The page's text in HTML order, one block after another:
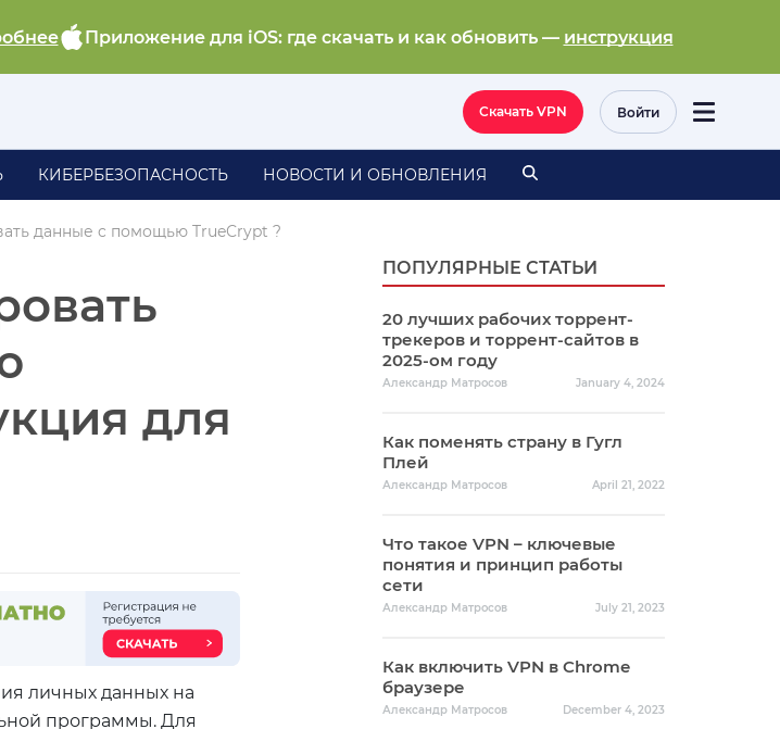
Приложение для iOS: где скачать и как обновить — инструкция
Скачать VPN Войти
КИБЕРБЕЗОПАСНОСТЬ НОВОСТИ И ОБНОВЛЕНИЯ
данные c помощью TrueСrypt ?
для
личных данных на
программы. Для
ПОПУЛЯРНЫЕ СТАТЬИ
20 лучших рабочих торрент-
трекеров и торрент-сайтов в
2025-ом году
Александр Матросов January 4, 2024
Как поменять страну в Гугл
Плей
Александр Матросов April 21, 2022
Что такое VPN – ключевые
понятия и принцип работы
сети
Александр Матросов July 21, 2023
Как включить VPN в Chrome
браузере
Александр Матросов December 4, 2023